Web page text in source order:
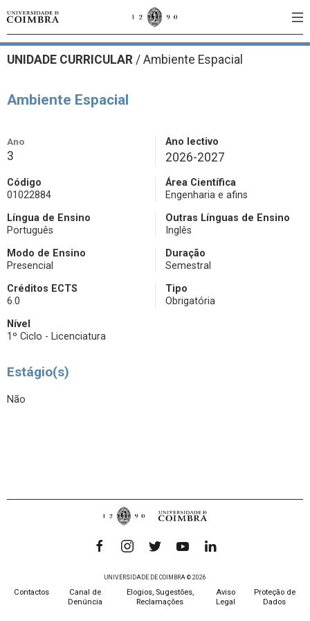
UNIDADE CURRICULAR / Ambiente Espacial
Ambiente Espacial
Ano
3
Ano lectivo
2026-2027
Código
01022884
Área Científica
Engenharia e afins
Língua de Ensino
Português
Outras Línguas de Ensino
Inglês
Modo de Ensino
Presencial
Duração
Semestral
Créditos ECTS
6.0
Tipo
Obrigatória
Nível
1º Ciclo - Licenciatura
Estágio(s)
Não
UNIVERSIDADE DE COIMBRA © 2026
Contactos
Canal de
Denúncia
Elogios, Sugestões,
Reclamações
Aviso
Legal
Proteção de
Dados